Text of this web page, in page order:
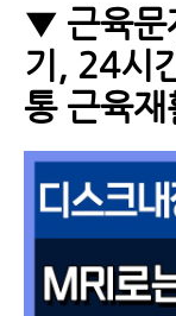
▼ 근육문
기, 24시
통 근육